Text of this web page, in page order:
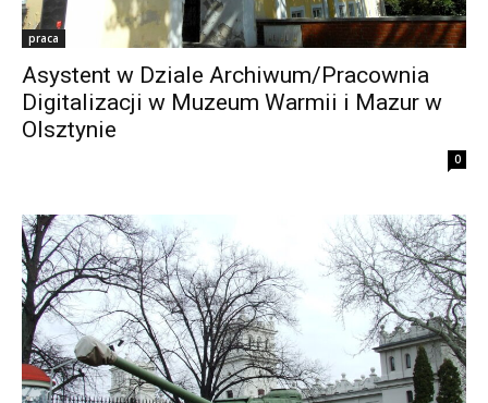
praca
Asystent w Dziale Archiwum/Pracownia
Digitalizacji w Muzeum Warmii i Mazur w
Olsztynie
0